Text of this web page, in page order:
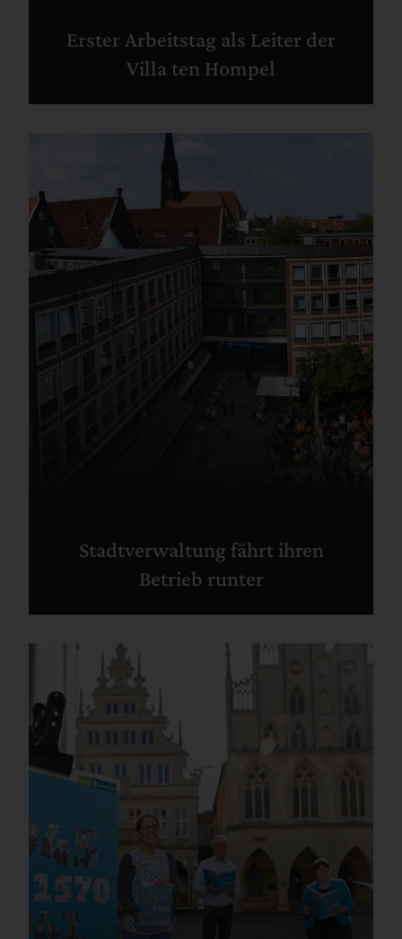
Erster Arbeitstag als Leiter der
Villa ten Hompel
Stadtverwaltung fährt ihren
Betrieb runter